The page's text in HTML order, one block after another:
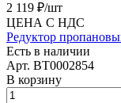
2 119 ₽/шт
ЦЕНА С НДС
Редуктор
Есть в наличии
Арт. BT0002854
В корзину